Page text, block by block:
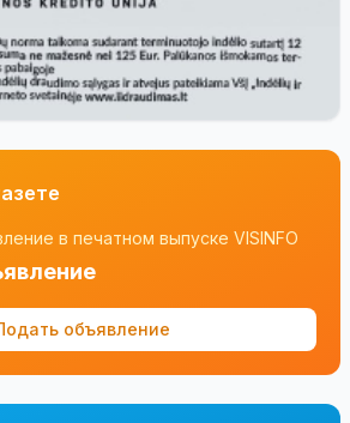
в печатном выпуске VISINFO
объявление